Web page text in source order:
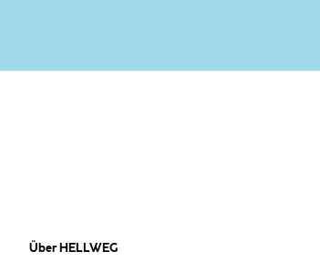
Über HELLWEG